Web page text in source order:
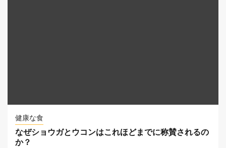
健康な食
なぜショウガとウコンはこれほどまでに称賛されるの
か？